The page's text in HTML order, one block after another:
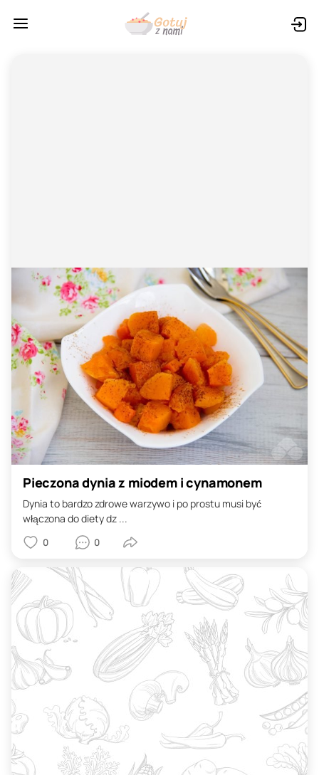
Pieczona dynia z miodem i cynamonem
Dynia to bardzo zdrowe warzywo i po prostu musi być
włączona do diety dz ...
0 0